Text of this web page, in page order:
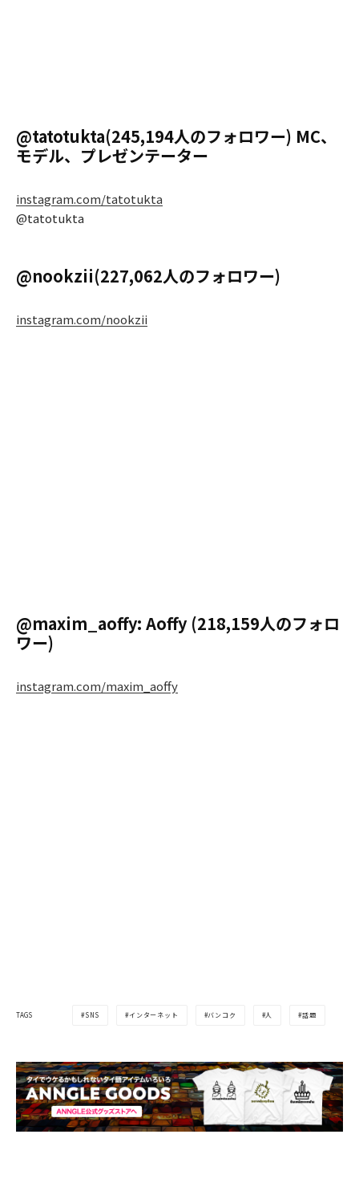
@tatotukta(245,194人のフォロワー) MC、
モデル、プレゼンテーター
instagram.com/tatotukta
@tatotukta
@nookzii(227,062人のフォロワー)
instagram.com/nookzii
@maxim_aoffy: Aoffy (218,159人のフォロ
ワー)
instagram.com/maxim_aoffy
TAGS SNS インターネット バンコク 人 話題